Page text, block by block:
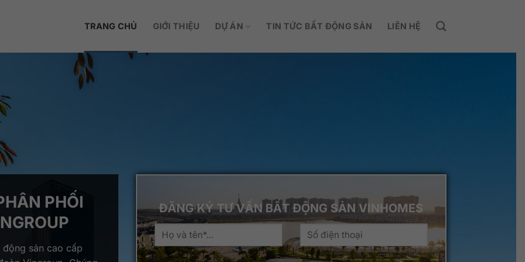
TRANG CHỦ GIỚI THIỆU DỰ ÁN TIN TỨC BẤT ĐỘNG SẢN LIÊN HỆ
PHỐI
sản cao cấp
ĐĂNG KÝ TƯ VẤN BẤT ĐỘNG SẢN VINHOMES